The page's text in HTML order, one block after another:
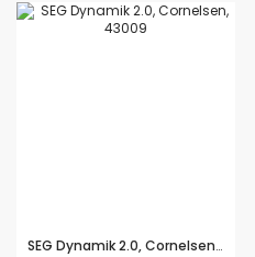
SEG Dynamik 2.0, Cornelsen, für eine Schülergruppe der Sek 2